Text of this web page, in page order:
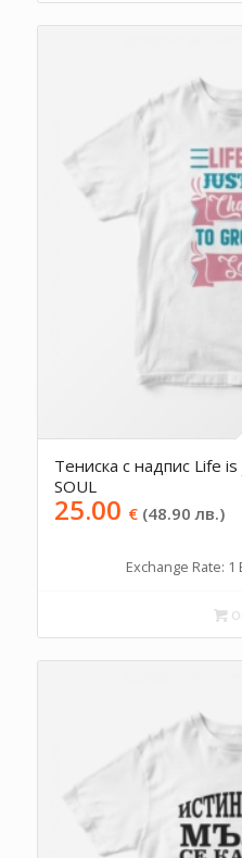
Тениска с надпис Life
SOUL
25.00 €(48.90 лв.)
Exchange Rate: 1